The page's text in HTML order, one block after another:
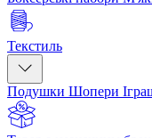
Текстиль
Подушки Шопери